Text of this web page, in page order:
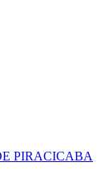
PIRACICABA